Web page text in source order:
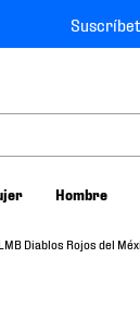
Hombre
Diablos Rojos del